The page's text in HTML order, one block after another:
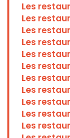
Les
Les
Les
Les
Les
Les
Les
Les
Les
Les
Les